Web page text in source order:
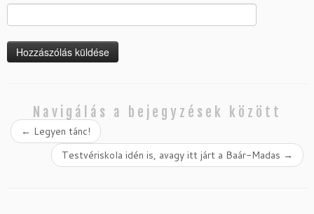
Navigálás a bejegyzések között
← Legyen tánc!
Testvériskola idén is, avagy itt járt a Baár-Madas →